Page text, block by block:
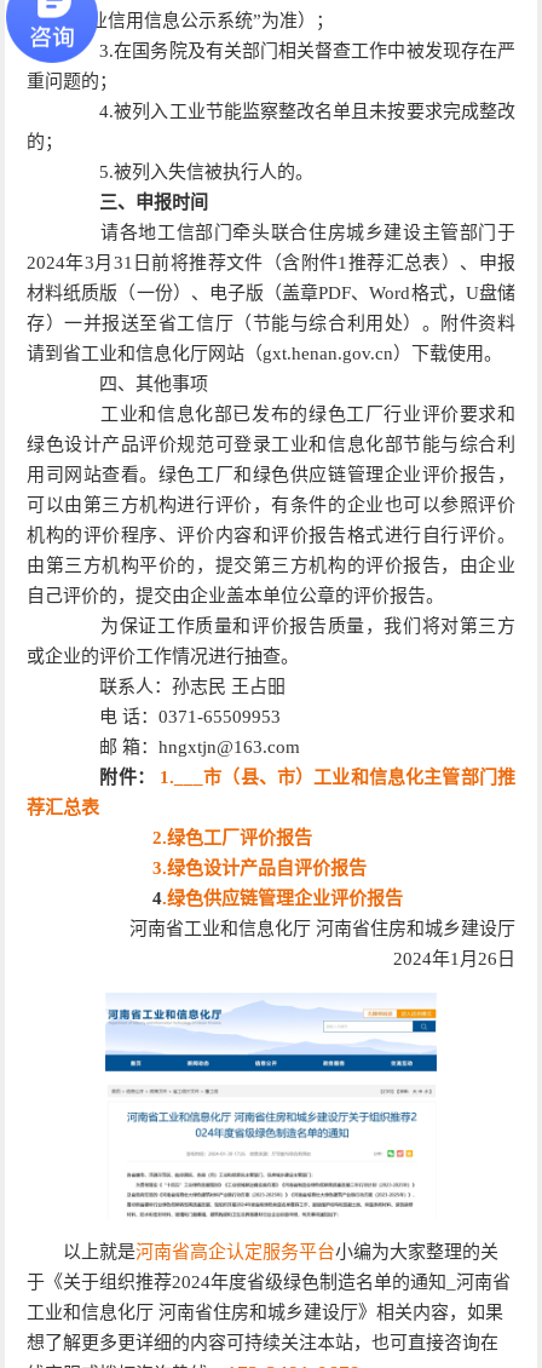
“国家企业信用信息公示系统”为准）；
3.在国务院及有关部门相关督查工作中被发现存在严
重问题的；
4.被列入工业节能监察整改名单且未按要求完成整改
的；
5.被列入失信被执行人的。
三、申报时间
请各地工信部门牵头联合住房城乡建设主管部门于
2024年3月31日前将推荐文件（含附件1推荐汇总表）、申报
材料纸质版（一份）、电子版（盖章PDF、Word格式，U盘储
存）一并报送至省工信厅（节能与综合利用处）。附件资料
请到省工业和信息化厅网站（gxt.henan.gov.cn）下载使用。
四、其他事项
工业和信息化部已发布的绿色工厂行业评价要求和
绿色设计产品评价规范可登录工业和信息化部节能与综合利
用司网站查看。绿色工厂和绿色供应链管理企业评价报告，
可以由第三方机构进行评价，有条件的企业也可以参照评价
机构的评价程序、评价内容和评价报告格式进行自行评价。
由第三方机构平价的，提交第三方机构的评价报告，由企业
自己评价的，提交由企业盖本单位公章的评价报告。
为保证工作质量和评价报告质量，我们将对第三方
或企业的评价工作情况进行抽查。
联系人：孙志民 王占昍
电 话：0371-65509953
邮 箱：hngxtjn@163.com
附件： 1.___市（县、市）工业和信息化主管部门推
荐汇总表
2.绿色工厂评价报告
3.绿色设计产品自评价报告
4.绿色供应链管理企业评价报告
河南省工业和信息化厅 河南省住房和城乡建设厅
2024年1月26日
以上就是河南省高企认定服务平台小编为大家整理的关
于《关于组织推荐2024年度省级绿色制造名单的通知_河南省
工业和信息化厅 河南省住房和城乡建设厅》相关内容，如果
想了解更多更详细的内容可持续关注本站，也可直接咨询在